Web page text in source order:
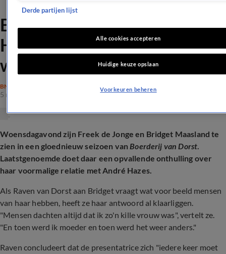
Bridget Maasland: 'André
Hazes zei dat ze uit elkaar
waren'
BN'ERS
5 nov 2025, 21:30
Woensdagavond zijn Freek de Jonge en Bridget Maasland te
zien in een gloednieuw seizoen vanBoerderij van Dorst.
Laatstgenoemde doet daar een opvallende onthulling over
haar voormalige relatie met André Hazes.
Als Raven van Dorst aan Bridget vraagt wat voor beeld mensen
van haar hebben, heeft ze haar antwoord al klaarliggen.
"Mensen dachten altijd dat ik zo'n kille vrouw was", vertelt ze.
"En toen werd ik moeder en toen werd het weer anders."
Raven concludeert dat de presentatrice zich "iedere keer moet
Derde partijen lijst
Alle cookies accepteren
Huidige keuze opslaan
Voorkeuren beheren